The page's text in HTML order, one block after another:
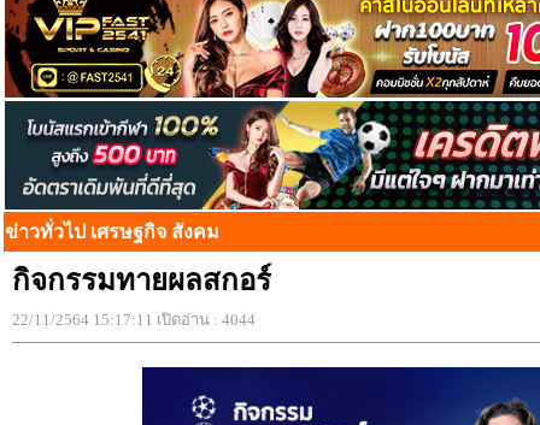
ข่าวทั่วไป เศรษฐกิจ สังคม
กิจกรรมทายผลสกอร์
22/11/2564 15:17:11 เปิดอ่าน : 4044